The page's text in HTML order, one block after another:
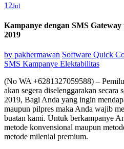
12Jul
Kampanye dengan SMS
2019
by pakhermawan Software Quick
SMS Kampanye Elektabilitas
(No WA +6281327059588) –
akan segera diselenggarakan secara
2019, Bagi Anda yang ingin
maupun pilpres maka Anda wajib
buatan kami. Untuk berkampanye
metode konvensional maupun
metode milenial premium.